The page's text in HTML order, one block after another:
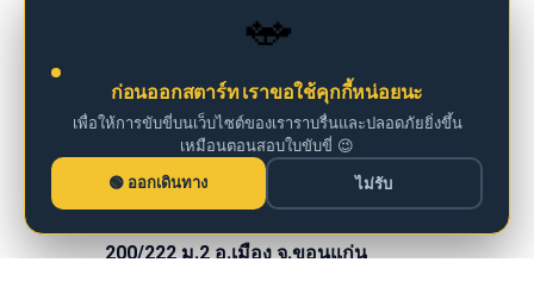
🚗
ก่อนออกสตาร์ท เราขอใช้คุกกี้หน่อยนะ
เพื่อให้การขับขี่บนเว็บไซต์ของเราราบรื่นและปลอดภัยยิ่งขึ้น
เหมือนตอนสอบใบขับขี่ 😉
ออกเดินทาง
ไม่รับ
iddm@iddrives.co.th
200/222 ม.2 อ.เมือง จ.ขอนแก่น